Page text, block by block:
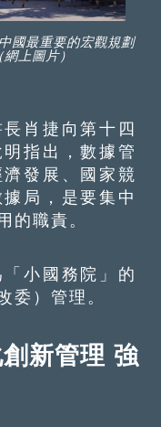
國最重要的宏觀規劃
上圖片）
肖捷向第十四
指出，數據管
發展、國家競
局，是要集中
的職責。
小國務院」的
委）管理。
新管理 強